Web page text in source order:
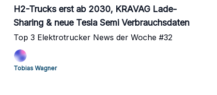
H2-Trucks erst ab 2030, KRAVAG Lade-
Sharing & neue Tesla Semi Verbrauchsdaten
Top 3 Elektrotrucker News der Woche #32
Tobias Wagner